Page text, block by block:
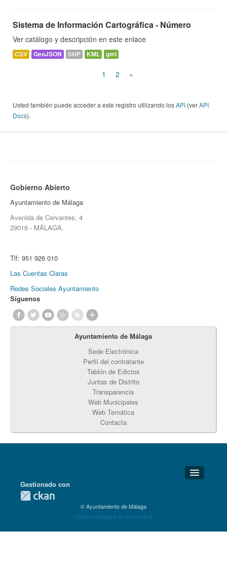
Sistema de Información Cartográfica - Número
Ver catálogo y descripción en este enlace
CSV GeoJSON SHP KML gml
1 2 »
Usted también puede acceder a este registro utilizando losAPI (verAPI
Docs).
Gobierno Abierto
Ayuntamiento de Málaga
Avenida de Cervantes, 4
29016 - MÁLAGA.
Tlf: 951 926 010
Las Cuentas Claras
Redes Sociales Ayuntamiento
Síguenos
Ayuntamiento de Málaga
Sede Electrónica
Perfil del contratante
Tablón de Edictos
Juntas de Distrito
Transparencia
Web Municipales
Web Temática
Contacta
Detalles Técnicos
Gestionado con
© Ayuntamiento de Málaga
Centro Municipal de Informática